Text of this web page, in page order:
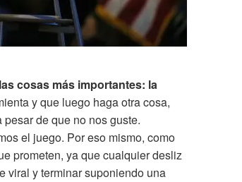
cosas más importantes: la
y que luego haga otra cosa,
de que no nos guste.
el juego. Por eso mismo, como
prometen, ya que cualquier desliz
viral y terminar suponiendo una